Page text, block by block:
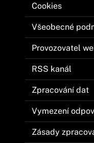
Cookies
Všeobecné
Provozovatel
RSS kanál
Zpracování dat
Vymezení
Zásady